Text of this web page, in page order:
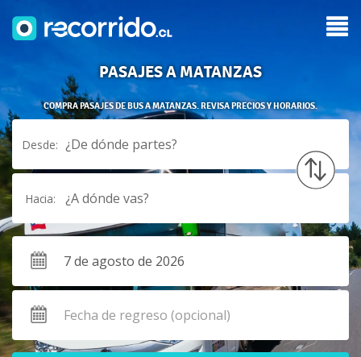
PASAJES A MATANZAS
COMPRA PASAJES DE BUS A MATANZAS. REVISA PRECIOS Y HORARIOS.
Desde: ¿De dónde partes?
Hacia: ¿A dónde vas?